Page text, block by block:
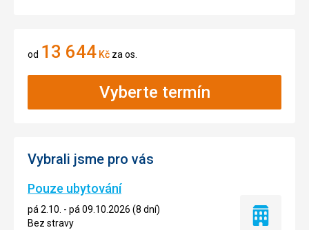
od 13 644 Kč za os.
Vyberte termín
Vybrali jsme pro vás
Pouze ubytování
pá 2.10. - pá 09.10.2026 (8 dní)
Bez stravy
Pouze